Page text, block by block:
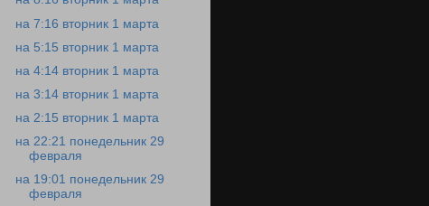
на 7:16 вторник 1 марта
на 5:15 вторник 1 марта
на 4:14 вторник 1 марта
на 3:14 вторник 1 марта
на 2:15 вторник 1 марта
на 22:21 понедельник 29
февраля
на 19:01 понедельник 29
февраля